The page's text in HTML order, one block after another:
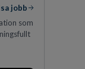
jobb
som